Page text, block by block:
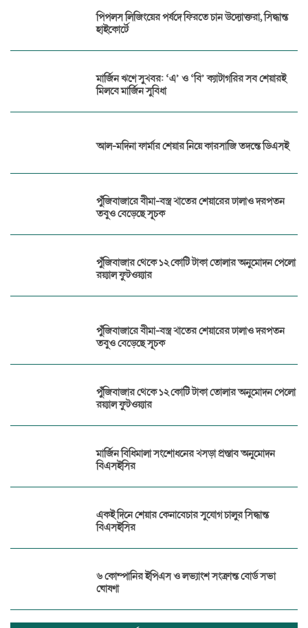
পিপলস লিজিংয়ের পর্ষদে ফিরতে চান উদ্যোক্তরা, সিদ্ধান্ত
হাইকোর্টে
মার্জিন ঋণে সুখবর: ‘এ’ ও ‘বি’ ক্যাটাগরির সব শেয়ারই
মিলবে মার্জিন সুবিধা
আল-মদিনা ফার্মার শেয়ার নিয়ে কারসাজি তদন্তে ডিএসই
পুঁজিবাজারে বীমা-বস্ত্র খাতের শেয়ারের ঢালাও দরপতন
তবুও বেড়েছে সূচক
পুঁজিবাজার থেকে ১২ কোটি টাকা তোলার অনুমোদন পেলো
রয়্যাল ফুটওয়্যার
পুঁজিবাজারে বীমা-বস্ত্র খাতের শেয়ারের ঢালাও দরপতন
তবুও বেড়েছে সূচক
পুঁজিবাজার থেকে ১২ কোটি টাকা তোলার অনুমোদন পেলো
রয়্যাল ফুটওয়্যার
মার্জিন বিধিমালা সংশোধনের খসড়া প্রস্তাব অনুমোদন
বিএসইসির
একই দিনে শেয়ার কেনাবেচার সুযোগ চালুর সিদ্ধান্ত
বিএসইসির
৬ কোম্পানির ইপিএস ও লভ্যাংশ সংক্রান্ত বোর্ড সভা
ঘোষণা